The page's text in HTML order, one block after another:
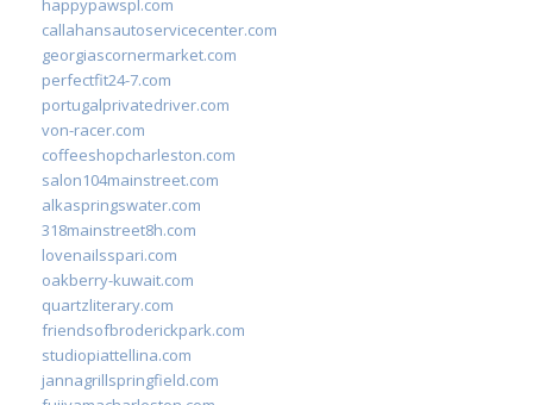
callahansautoservicecenter.com
georgiascornermarket.com
perfectfit24-7.com
portugalprivatedriver.com
von-racer.com
coffeeshopcharleston.com
salon104mainstreet.com
alkaspringswater.com
318mainstreet8h.com
lovenailsspari.com
oakberry-kuwait.com
quartzliterary.com
friendsofbroderickpark.com
studiopiattellina.com
jannagrillspringfield.com